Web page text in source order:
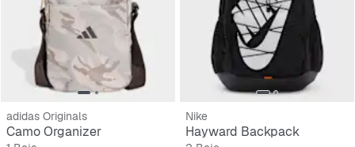
adidas Originals
Camo Organizer
Nike
Hayward Backpack